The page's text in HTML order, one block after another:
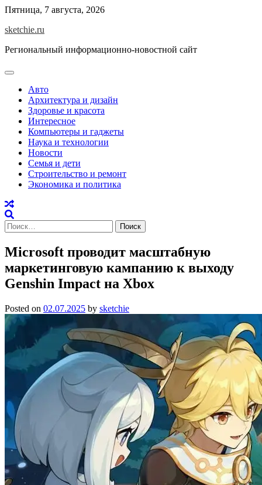
Skip
content
Пятница, 7 августа, 2026
sketchie.ru
Региональный информационно-новостной сайт
Авто
Архитектура и дизайн
Здоровье и красота
Интересное
Компьютеры и гаджеты
Наука и технологии
Новости
Семья и дети
Строительство и ремонт
Экономика и политика
Найти:
Microsoft проводит масштабную
маркетинговую кампанию к выходу
Genshin Impact на Xbox
Posted on 02.07.2025 by sketchie